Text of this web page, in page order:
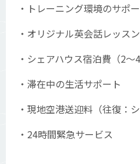
・トレーニング環境のサポ
・オリジナル英会話レッスン
・シェアハウス宿泊費（2〜4
・滞在中の生活サポート
・現地空港送迎料（往復：
・24時間緊急サービス